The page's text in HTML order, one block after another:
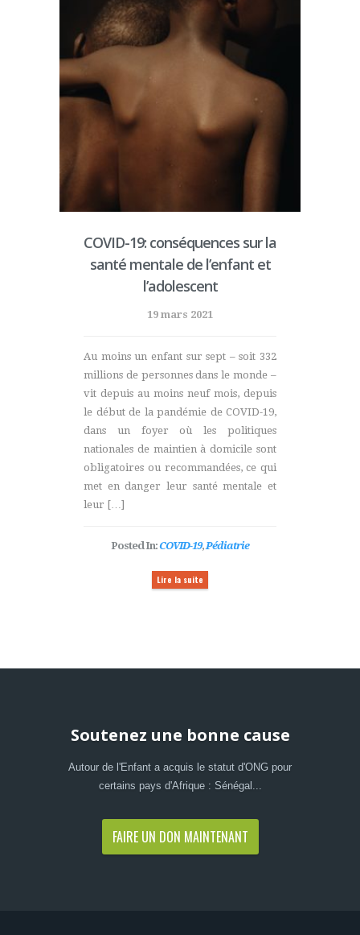
COVID-19: conséquences sur la
santé mentale de l’enfant et
l’adolescent
19 mars 2021
Au moins un enfant sur sept – soit 332
millions de personnes dans le monde –
vit depuis au moins neuf mois, depuis
le début de la pandémie de COVID-19,
dans un foyer où les politiques
nationales de maintien à domicile sont
obligatoires ou recommandées, ce qui
met en danger leur santé mentale et
leur […]
Posted In:COVID-19, Pédiatrie
Lire la suite
Soutenez une bonne cause
Autour de l'Enfant a acquis le statut d'ONG pour
certains pays d'Afrique : Sénégal...
FAIRE UN DON MAINTENANT